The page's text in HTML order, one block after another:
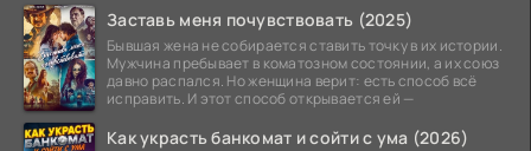
Заставь меня почувствовать (2025)
Бывшая жена не собирается ставить точку в их истории.
Мужчина пребывает в коматозном состоянии, а их союз
давно распался. Но женщина верит: есть способ всё
исправить. И этот способ открывается ей —
Как украсть банкомат и сойти с ума (2026)